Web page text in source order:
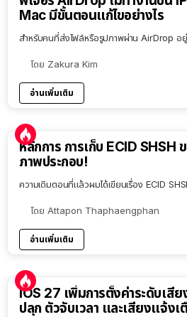
Mac มีขั้นตอนแก้ไขอย่างไร
สำหรับคนที่ส่งไฟล์หรือรูปภาพผ่าน AirDrop อ
โดย Zakura Kim
อ่านเพิ่มเติม
หลักการ การเก็บ ECID
ภาพประกอบ!
ความเดิมตอนที่แล้วผมได้เขียนเรื่อง ECID
โดย Attapon Thaphaengphan
อ่านเพิ่มเติม
iOS 27 เพิ่มการตั้งค่าระดับเสี
ปลุก ตัวจับเวลา และเสียงแจ้งเ